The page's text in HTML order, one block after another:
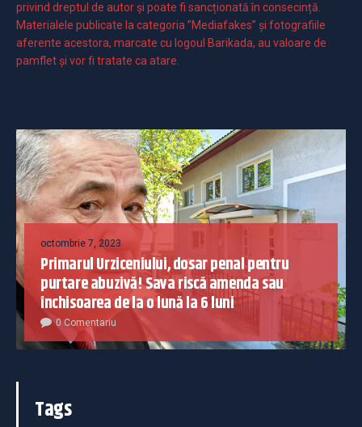
privind dreptul de autor și poate fi sancționată în consecință.
Materialele publicate la categoria ”Mediafakes” și fotografiile
aferente acestora, marcate cu logoul Barikada, au valoare de
pamflet și vor fi tratate ca atare.
octombrie 7, 2023
Primarul Urziceniului, dosar penal pentru
purtare abuzivă! Sava riscă amenda sau
închisoarea de la o lună la 6 luni
0 Comentariu
Tags